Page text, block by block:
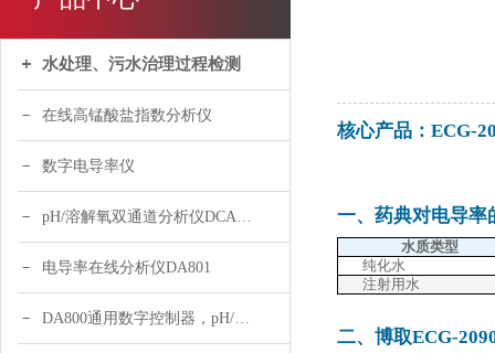
水处理、污水治理过程检测
在线高锰酸盐指数分析仪
数字电导率仪
pH/溶解氧双通道分析仪DCA120
电导率在线分析仪DA801
DA800通用数字控制器，pH/DO/ORP多参数
核心产品： ECG-
一、药典对电导率
水质类型
纯化水
注射用水
二、博取ECG-